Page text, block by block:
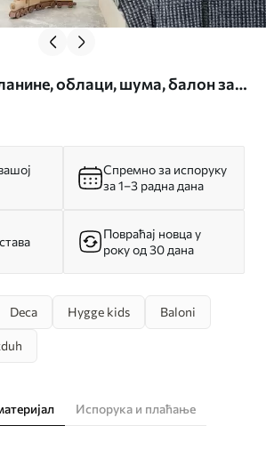
облаци, шума, балон за
и птице бр. u96297
Спремно за испоруку
за 1–3 радна дана
Повраћај новца у
року од 30 дана
Deca Hygge kids Baloni
Испорука и плаћање